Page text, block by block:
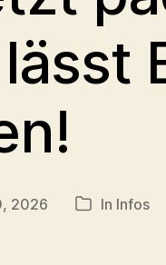
2026 Kategorien
In Infos